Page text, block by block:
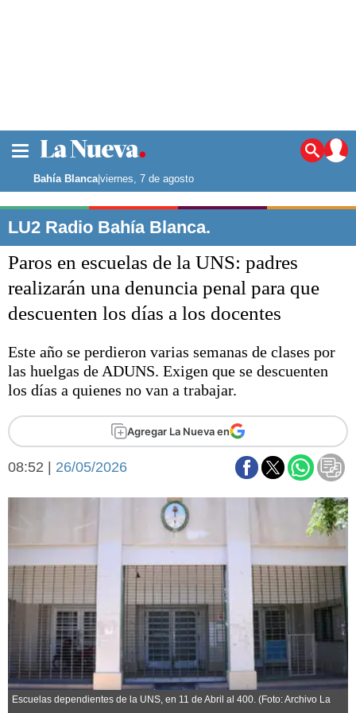
Noticias
La ciudad
Punta Alta
El país
El mundo
Seguridad
Opinión
Escenario Olímpico
Liga del Sur
Básquetbol
Fútbol
Aplausos
Cines
Economía y campo
Economía y finanzas
Con el campo
Espacio empresas
Sociedad y tiempo
Sociedad
Turismo
Salud
Es viral
El tiempo
Fúnebres
Clasificados
Bahía Blanca|viernes, 7 de agosto
LU2 Radio Bahía Blanca.
Paros en escuelas de la UNS: padres
realizarán una denuncia penal para que
descuenten los días a los docentes
Este año se perdieron varias semanas de clases por
las huelgas de ADUNS. Exigen que se descuenten
los días a quienes no van a trabajar.
Agregar La Nueva en
08:52 | 26/05/2026
Escuelas dependientes de la UNS, en 11 de Abril al 400. (Foto: Archivo La